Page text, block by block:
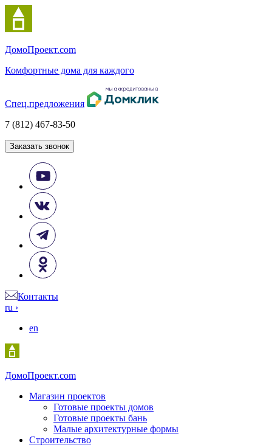
ДомоПроект.com
Комфортные дома для каждого
Спец.предложения
7 (812) 467-83-50
Заказать звонок
Контакты
ru ›
en
ДомоПроект.com
Магазин проектов
Готовые проекты домов
Готовые проекты бань
Малые архитектурные формы
Строительство